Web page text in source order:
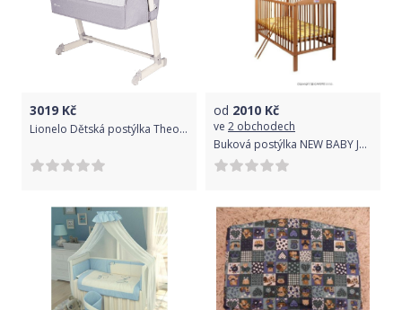
3019 Kč
Lionelo Dětská postýlka Theo 3v1 Magnolia
od 2010 Kč
ve 2 obchodech
Buková postýlka NEW BABY Juliet - přírodní